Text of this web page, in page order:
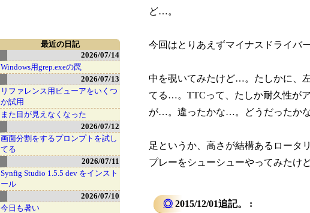
ど…。
今回はとりあえずマイナスドライバ
中を覗いてみたけど…。たしかに、
てる…。TTCって、たしか耐久性が
が…。違ったかな…。どうだったか
足というか、高さが結構あるロータ
プレーをシューシューやってみたけ
◎ 2015/12/01追記。 :
最近の日記
2026/07/14
Windows用grep.exeの罠
2026/07/13
リファレンス用ビューアをいくつ
か試用
また目が見えなくなった
2026/07/12
画面分割をするプロンプトを試し
てる
2026/07/11
Synfig Studio 1.5.5 dev をインスト
ール
2026/07/10
今日も暑い